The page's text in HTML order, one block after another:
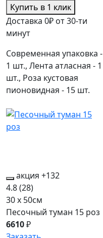
Купить в 1 клик
Доставка 0₽ от 30-ти
минут
Современная упаковка -
1 шт., Лента атласная - 1
шт., Роза кустовая
пионовидная - 15 шт.
акция +132
4.8(28)
30 x 50см
Песочный туман 15 роз
6610₽